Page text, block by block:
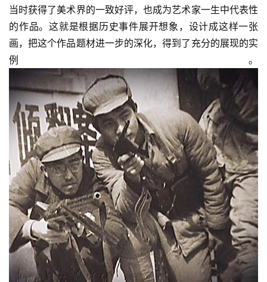
当时获得了美术界的一致好评，也成为艺术家一生中代表性
的作品。这就是根据历史事件展开想象，设计成这样一张
画，把这个作品题材进一步的深化，得到了充分的展现的实
例。